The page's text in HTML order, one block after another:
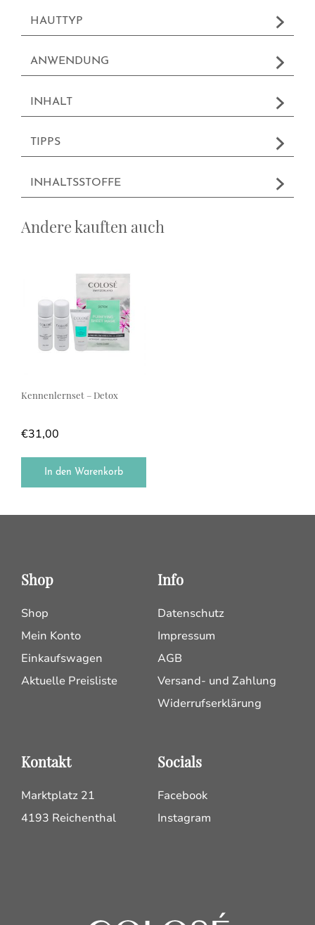
HAUTTYP
ANWENDUNG
INHALT
TIPPS
INHALTSSTOFFE
Andere kauften auch
Kennenlernset – Detox
€31,00
In den Warenkorb
Shop
Shop
Mein Konto
Einkaufswagen
Aktuelle Preisliste
Info
Datenschutz
Impressum
AGB
Versand- und Zahlung
Widerrufserklärung
Kontakt
Marktplatz 21
4193 Reichenthal
Socials
Facebook
Instagram